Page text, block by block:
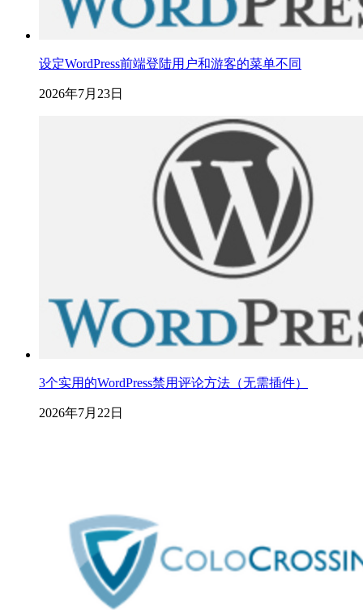
设定WordPress前端登陆用户和游客的菜单不同
2026年7月23日
3个实用的WordPress禁用评论方法（无需插件）
2026年7月22日